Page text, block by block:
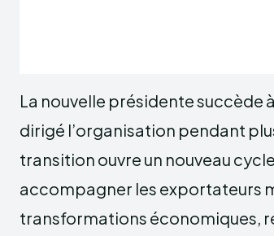
La nouvelle présidente succède
dirigé l’organisation pendant
transition ouvre un nouveau
accompagner les exportateurs
transformations économiques,